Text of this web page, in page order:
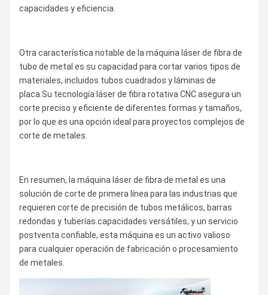
capacidades y eficiencia.
Otra característica notable de la máquina láser de fibra de
tubo de metal es su capacidad para cortar varios tipos de
materiales, incluidos tubos cuadrados y láminas de
placa.Su tecnología láser de fibra rotativa CNC asegura un
corte preciso y eficiente de diferentes formas y tamaños,
por lo que es una opción ideal para proyectos complejos de
corte de metales.
En resumen, la máquina láser de fibra de metal es una
solución de corte de primera línea para las industrias que
requieren corte de precisión de tubos metálicos, barras
redondas y tuberías.capacidades versátiles, y un servicio
postventa confiable, esta máquina es un activo valioso
para cualquier operación de fabricación o procesamiento
de metales.